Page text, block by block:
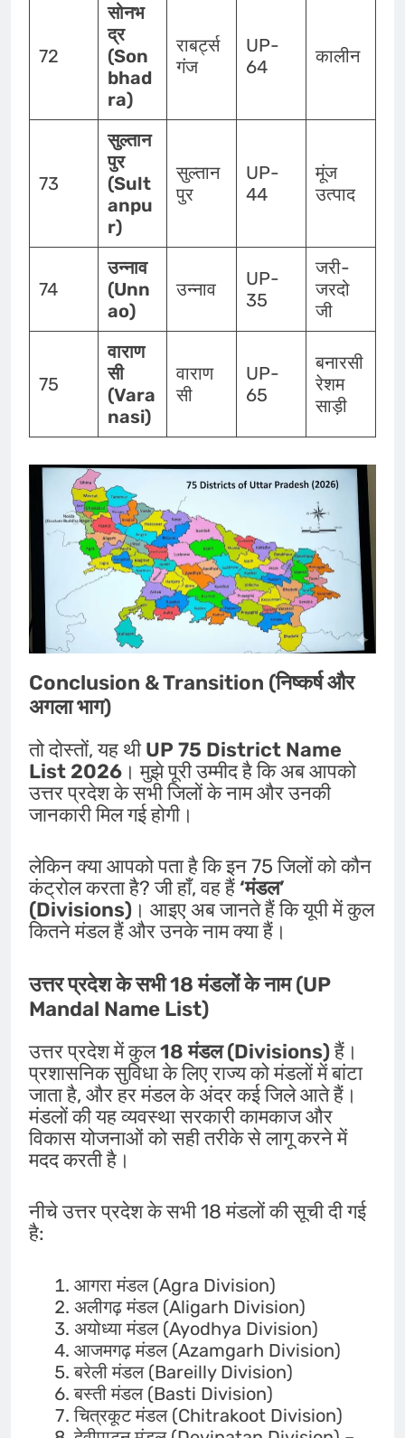
72
सोनभ
द्र
(Son
bhad
ra)
राबर्ट्स
गंज
UP-
64
कालीन
73
सुल्तान
पुर
(Sult
anpu
r)
सुल्तान
पुर
UP-
44
मूंज
उत्पाद
74
उन्नाव
(Unn
ao)
उन्नाव
UP-
35
जरी-
जरदो
जी
75
वाराण
सी
(Vara
nasi)
वाराण
सी
UP-
65
बनारसी
रेशम
साड़ी
Conclusion & Transition (निष्कर्ष और
अगला भाग)
तो दोस्तों, यह थीUP 75 District Name
List 2026 । मुझे पूरी उम्मीद है कि अब आपको
उत्तर प्रदेश के सभी जिलों के नाम और उनकी
जानकारी मिल गई होगी।
लेकिन क्या आपको पता है कि इन 75 जिलों को कौन
कंट्रोल करता है? जी हाँ, वह हैं ‘मंडल’
(Divisions) । आइए अब जानते हैं कि यूपी में कुल
कितने मंडल हैं और उनके नाम क्या हैं।
उत्तर प्रदेश के सभी 18 मंडलों के नाम (UP
Mandal Name List)
उत्तर प्रदेश में कुल18 मंडल (Divisions)हैं।
प्रशासनिक सुविधा के लिए राज्य को मंडलों में बांटा
जाता है, और हर मंडल के अंदर कई जिले आते हैं।
मंडलों की यह व्यवस्था सरकारी कामकाज और
विकास योजनाओं को सही तरीके से लागू करने में
मदद करती है।
नीचे उत्तर प्रदेश के सभी 18 मंडलों की सूची दी गई
है:
आगरा मंडल (Agra Division)
अलीगढ़ मंडल (Aligarh Division)
अयोध्या मंडल (Ayodhya Division)
आजमगढ़ मंडल (Azamgarh Division)
बरेली मंडल (Bareilly Division)
बस्ती मंडल (Basti Division)
चित्रकूट मंडल (Chitrakoot Division)